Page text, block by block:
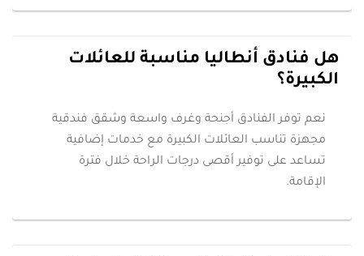
هل فنادق أنطاليا مناسبة للعائلات
الكبيرة؟
نعم توفر الفنادق أجنحة وغرف واسعة وشقق فندقية
مجهزة تناسب العائلات الكبيرة مع خدمات إضافية
تساعد على توفير أقصى درجات الراحة خلال فترة
الإقامة.